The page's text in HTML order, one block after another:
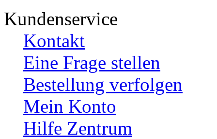
Kundenservice
Kontakt
Eine Frage stellen
Bestellung verfolgen
Mein Konto
Hilfe Zentrum